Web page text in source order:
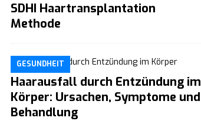
SDHI Haartransplantation
Methode
GESUNDHEIT
Haarausfall durch Entzündung im
Körper: Ursachen, Symptome und
Behandlung